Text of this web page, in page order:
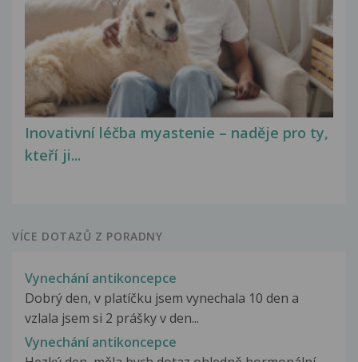
Inovativní léčba myastenie – naděje pro ty,
kteří ji...
VÍCE DOTAZŮ Z PORADNY
Vynechání antikoncepce
Dobrý den, v platíčku jsem vynechala 10 den a
vzlala jsem si 2 prášky v den...
Vynechání antikoncepce